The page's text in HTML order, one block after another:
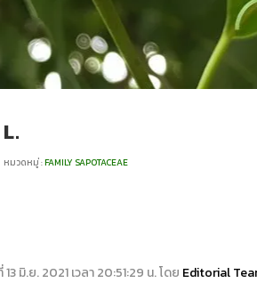
L.
หมวดหมู่ :FAMILY SAPOTACEAE
มิ.ย. 2021 เวลา 20:51:29 น. โดย Editorial